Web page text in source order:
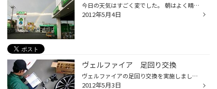
今日の天気はすごく変でした。 朝はよく晴れていたのに、急に雲行きが怪しくなり雷雨。 雨も時より、夏に起きる集中豪雨のように降ってきたり！！ 嵐のあとには店からこんな風景が！！ 癒されますねーーー 発見者は、お客様！！ 良いもの発見していただき、ありがとうございます。 写真では判りにく...
2012年5月4日
ヴェルファイア 足回り交換
ヴェルファイアの足回り交換を実施しました。 当店スタッフ 浅井がコツコツと精度を高くして作業中！！ 足回り装着後の写真は 下記写真の様になりました。
2012年5月3日